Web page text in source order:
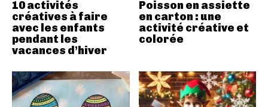
10 activités
créatives à faire
avec les enfants
pendant les
vacances d’hiver
Poisson en assiette
en carton : une
activité créative et
colorée